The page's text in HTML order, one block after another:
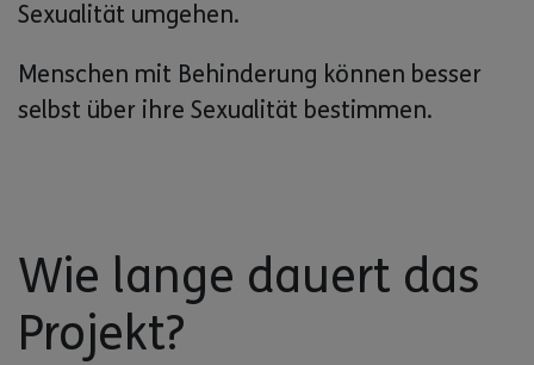
Sexualität umgehen.
Menschen mit Behinderung können besser
selbst über ihre Sexualität bestimmen.
Wie lange dauert das
Projekt?